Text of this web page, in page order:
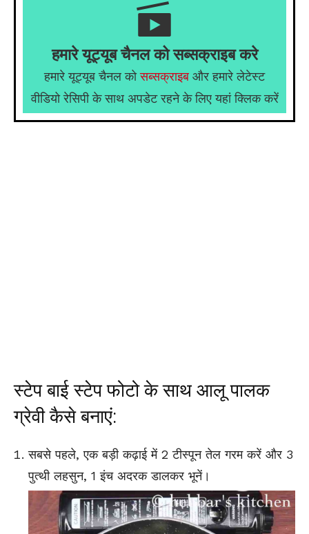
हमारे यूट्यूब चैनल को सब्सक्राइब करे
हमारे यूट्यूब चैनल कोसब्सक्राइब और हमारे लेटेस्ट
वीडियो रेसिपी के साथ अपडेट रहने के लिए यहां क्लिक करें
स्टेप बाई स्टेप फोटो के साथ आलू पालक
ग्रेवी कैसे बनाएं:
सबसे पहले, एक बड़ी कढ़ाई में 2 टीस्पून तेल गरम करें और 3
पुत्थी लहसुन, 1 इंच अदरक डालकर भूनें।